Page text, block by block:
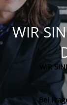
WIR
WIR
Bei